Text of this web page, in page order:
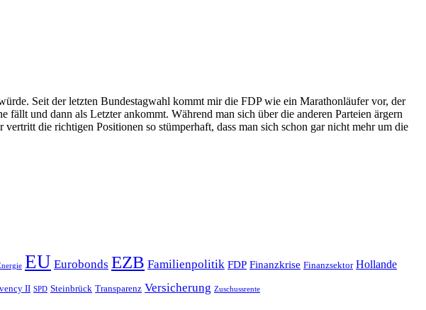
Seit der letzten Bundestagwahl kommt mir die FDP wie ein Marathonläufer vor, der
und dann als Letzter ankommt. Während man sich über die anderen Parteien ärgern
die richtigen Positionen so stümperhaft, dass man sich schon gar nicht mehr um die
EU Eurobonds EZB Familienpolitik FDP Finanzkrise Finanzsektor Hollande
II SPD Steinbrück Transparenz Versicherung Zuschussrente